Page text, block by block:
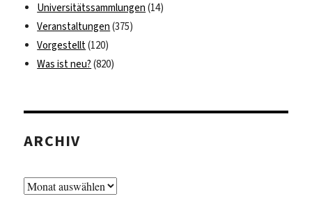
Universitätssammlungen (14)
Veranstaltungen (375)
Vorgestellt(120)
Was ist neu? (820)
ARCHIV
Archiv